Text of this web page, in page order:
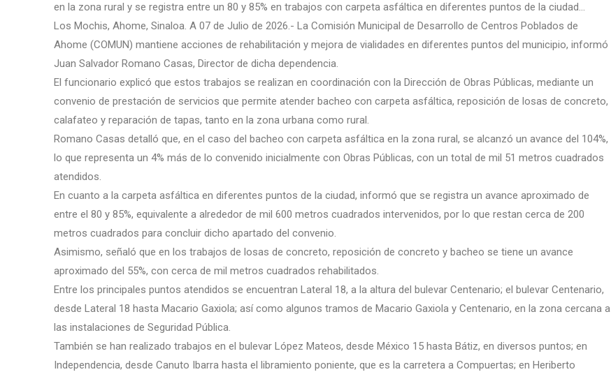
en la zona rural y se registra entre un 80 y 85% en trabajos con carpeta asfáltica en diferentes puntos de la ciudad…
Los Mochis, Ahome, Sinaloa. A 07 de Julio de 2026.- La Comisión Municipal de Desarrollo de Centros Poblados de
Ahome (COMUN) mantiene acciones de rehabilitación y mejora de vialidades en diferentes puntos del municipio, informó
Juan Salvador Romano Casas, Director de dicha dependencia.
El funcionario explicó que estos trabajos se realizan en coordinación con la Dirección de Obras Públicas, mediante un
convenio de prestación de servicios que permite atender bacheo con carpeta asfáltica, reposición de losas de concreto,
calafateo y reparación de tapas, tanto en la zona urbana como rural.
Romano Casas detalló que, en el caso del bacheo con carpeta asfáltica en la zona rural, se alcanzó un avance del 104%,
lo que representa un 4% más de lo convenido inicialmente con Obras Públicas, con un total de mil 51 metros cuadrados
atendidos.
En cuanto a la carpeta asfáltica en diferentes puntos de la ciudad, informó que se registra un avance aproximado de
entre el 80 y 85%, equivalente a alrededor de mil 600 metros cuadrados intervenidos, por lo que restan cerca de 200
metros cuadrados para concluir dicho apartado del convenio.
Asimismo, señaló que en los trabajos de losas de concreto, reposición de concreto y bacheo se tiene un avance
aproximado del 55%, con cerca de mil metros cuadrados rehabilitados.
Entre los principales puntos atendidos se encuentran Lateral 18, a la altura del bulevar Centenario; el bulevar Centenario,
desde Lateral 18 hasta Macario Gaxiola; así como algunos tramos de Macario Gaxiola y Centenario, en la zona cercana a
las instalaciones de Seguridad Pública.
También se han realizado trabajos en el bulevar López Mateos, desde México 15 hasta Bátiz, en diversos puntos; en
Independencia, desde Canuto Ibarra hasta el libramiento poniente, que es la carretera a Compuertas; en Heriberto